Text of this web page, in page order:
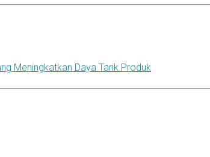
Meningkatkan Daya Tarik Produk